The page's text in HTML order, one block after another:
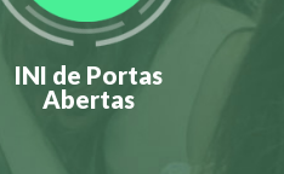
INI de Portas
Abertas